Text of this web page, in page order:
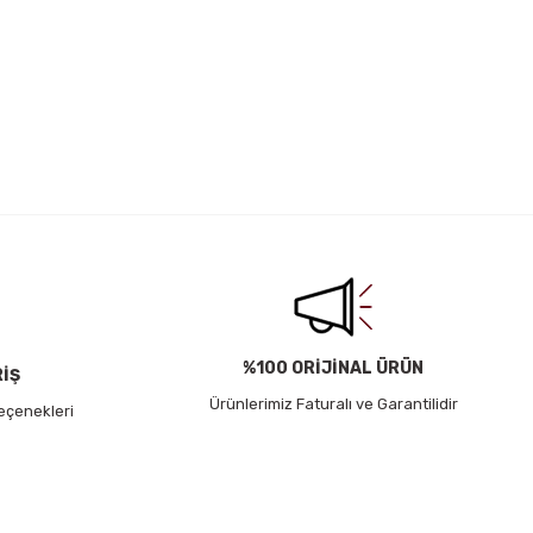
%100 ORİJİNAL ÜRÜN
Ürünlerimiz Faturalı ve Garantilidir